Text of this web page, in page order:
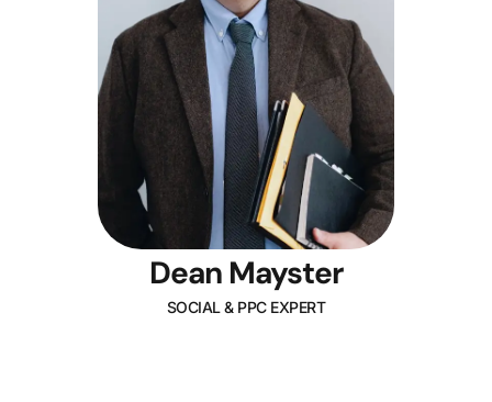
Dean Mayster
SOCIAL & PPC EXPERT